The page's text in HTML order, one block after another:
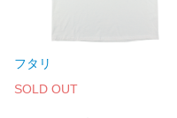
フタリ
SOLD OUT